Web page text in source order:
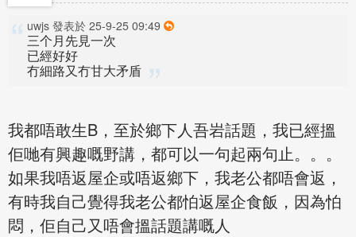
uwjs 發表於 25-9-25 09:49
三个月先見一次
已經好好
冇細路又冇甘大矛盾
我都唔敢生B，至於鄉下人吾岩話題，我已經搵
佢哋有興趣嘅野講，都可以一句起兩句止。。。
如果我唔返屋企或唔返鄉下，我老公都唔會返，
有時我自己覺得我老公都怕返屋企食飯，因為怕
悶，佢自己又唔會搵話題講嘅人